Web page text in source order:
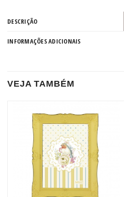
DESCRIÇÃO
INFORMAÇÕES ADICIONAIS
VEJA TAMBÉM